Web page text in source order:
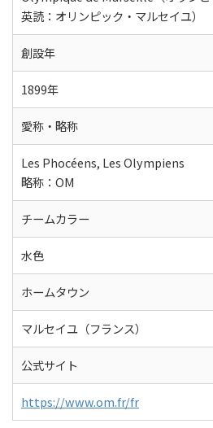
英読：オリンピック・マルセイユ）
創設年
1899年
愛称・略称
Les Phocéens, Les Olympiens
略称：OM
チームカラー
水色
ホームタウン
マルセイユ（フランス）
公式サイト
https://www.om.fr/fr